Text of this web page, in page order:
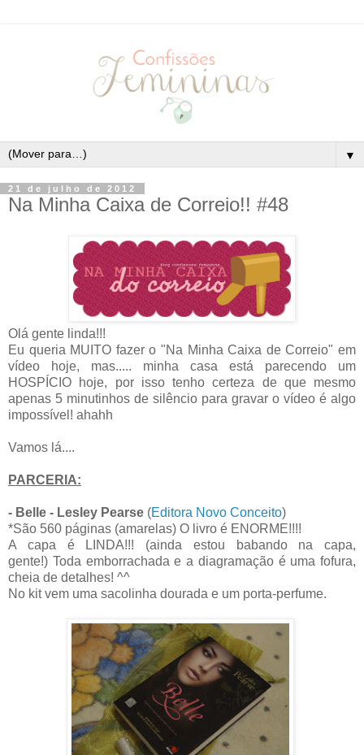
▼
21 de julho de 2012
Na Minha Caixa de Correio!! #48
Olá gente linda!!!
Eu queria MUITO fazer o "Na Minha Caixa de Correio" em
vídeo hoje, mas..... minha casa está parecendo um
HOSPÍCIO hoje, por isso tenho certeza de que mesmo
apenas 5 minutinhos de silêncio para gravar o vídeo é algo
impossível! ahahh
Vamos lá....
PARCERIA:
- Belle - Lesley Pearse (Editora Novo Conceito)
*São 560 páginas (amarelas) O livro é ENORME!!!!
A capa é LINDA!!! (ainda estou babando na capa,
gente!) Toda emborrachada e a diagramação é uma fofura,
cheia de detalhes! ^^
No kit vem uma sacolinha dourada e um porta-perfume.